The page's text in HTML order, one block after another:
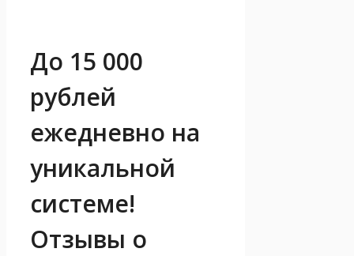
До 15 000
рублей
ежедневно на
уникальной
системе!
Отзывы о